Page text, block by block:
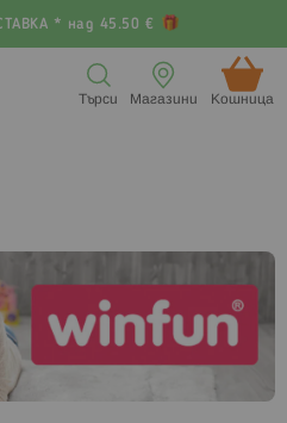
* над 45.50 €
Кошница (
Магазини
Търси